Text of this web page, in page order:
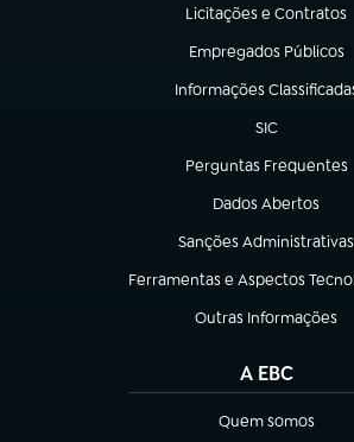
Licitações e Contratos
(abre em nova aba)
Empregados Públicos
(abre em nova aba)
Informações
(abre em nova aba)
SIC
(abre em nova
Perguntas Frequentes
(abre em nova aba)
Dados Abertos
(abre em nova aba)
Sanções Administrativas
(abre em nova aba)
Ferramentas e Aspectos
(abre em nova aba)
Outras Informações
(abre em nova aba)
A EBC
Quem somos
(abre em nova aba)